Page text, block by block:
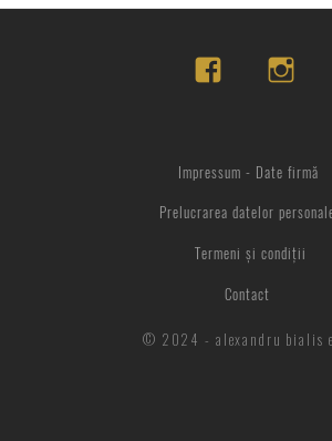
Prelucrarea datelor
Impressum - Date firmă
© 2024 - alexandru bialis
Contact
Termeni și condiții